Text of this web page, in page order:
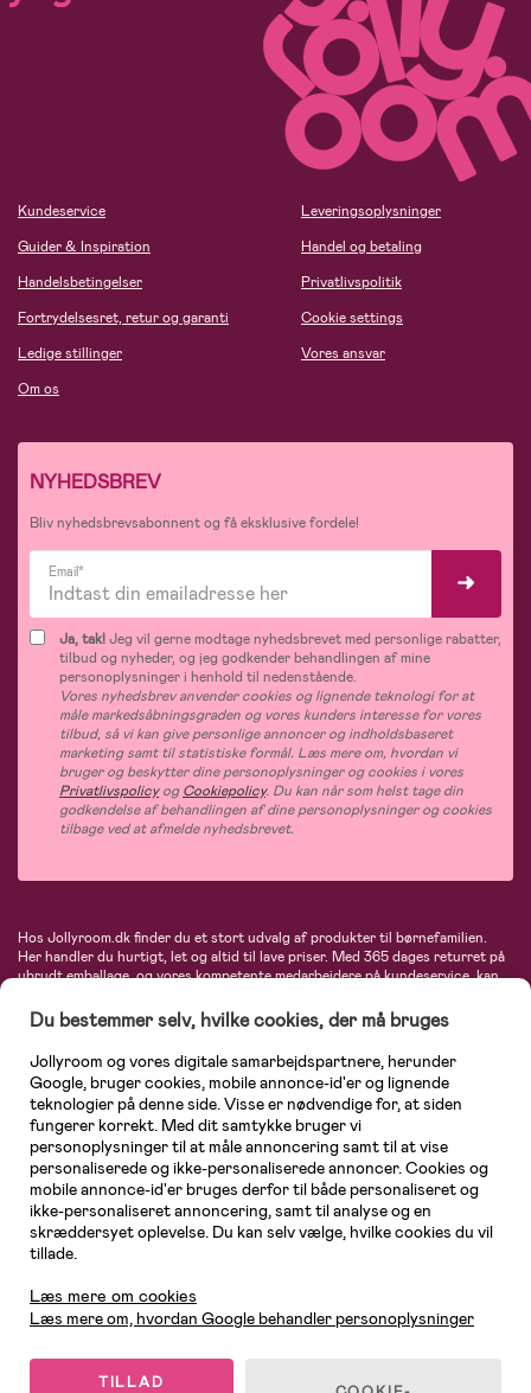
Kundeservice
Guider & Inspiration
Handelsbetingelser
Fortrydelsesret, retur og garanti
Ledige stillinger
Om os
Leveringsoplysninger
Handel og betaling
Privatlivspolitik
Cookie settings
Vores ansvar
NYHEDSBREV
Bliv nyhedsbrevsabonnent og få eksklusive fordele!
Email*
Ja, tak!Jeg vil gerne modtage nyhedsbrevet med personlige rabatter,
tilbud og nyheder, og jeg godkender behandlingen af mine
personoplysninger i henhold til nedenstående.
Vores nyhedsbrev anvender cookies og lignende teknologi for at
måle markedsåbningsgraden og vores kunders interesse for vores
tilbud, så vi kan give personlige annoncer og indholdsbaseret
marketing samt til statistiske formål. Læs mere om, hvordan vi
bruger og beskytter dine personoplysninger og cookies i vores
PrivatlivspolicyogCookiepolicy. Du kan når som helst tage din
godkendelse af behandlingen af dine personoplysninger og cookies
tilbage ved at afmelde nyhedsbrevet.
Hos Jollyroom.dk finder du et stort udvalg af produkter til børnefamilien.
Her handler du hurtigt, let og altid til lave priser. Med 365 dages returret på
ubrudt emballage, og vores kompetente medarbejdere på kundeservice, kan
barnevogne, autostole, børne- og babytøj, produkter til gravide og ammende
mødre, indretning og inspiration, legetøj, babyudstyr og meget mere. Vi
tilbyder produkter fra velkendte varemærker som Britax, Maxi-Cosi, Baby
Jogger, BabyBjörn, Didriksons, KidKraft, Ergobaby, Phillips Avent, Neonate,
Cybex, LEGO og mange flere. Kort sagt - et kæmpe sortiment venter på dig!
Du bestemmer selv, hvilke cookies, der må bruges
Jollyroom og vores digitale samarbejdspartnere, herunder
Google, bruger cookies, mobile annonce-id'er og lignende
teknologier på denne side. Visse er nødvendige for, at siden
fungerer korrekt. Med dit samtykke bruger vi
personoplysninger til at måle annoncering samt til at vise
personaliserede og ikke-personaliserede annoncer. Cookies og
mobile annonce-id'er bruges derfor til både personaliseret og
ikke-personaliseret annoncering, samt til analyse og en
skræddersyet oplevelse. Du kan selv vælge, hvilke cookies du vil
tillade.
Læs mere om cookies
Læs mere om, hvordan Google behandler personoplysninger
TILLAD